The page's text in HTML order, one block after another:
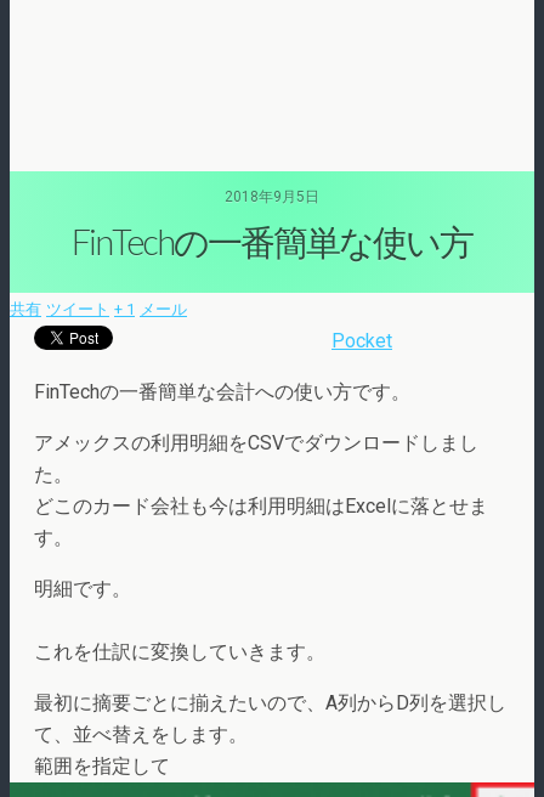
2018年9月5日
FinTechの一番簡単な使い方
共有 ツイート + 1 メール
Pocket
FinTechの一番簡単な会計への使い方です。
アメックスの利用明細をCSVでダウンロードしまし
た。
どこのカード会社も今は利用明細はExcelに落とせま
す。
明細です。
これを仕訳に変換していきます。
最初に摘要ごとに揃えたいので、A列からD列を選択し
て、並べ替えをします。
範囲を指定して